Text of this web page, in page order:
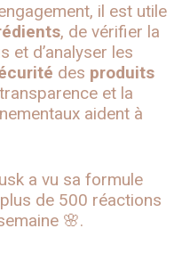
il est utile
, de vérifier la
et d’analyser les
des produits
et la
aident à
a vu sa formule
de 500 réactions
🌸.